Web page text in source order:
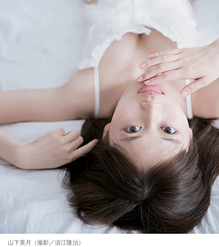
山下美月（撮影／須江隆治）